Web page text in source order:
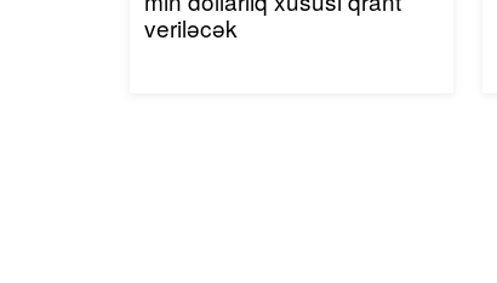
veriləcək